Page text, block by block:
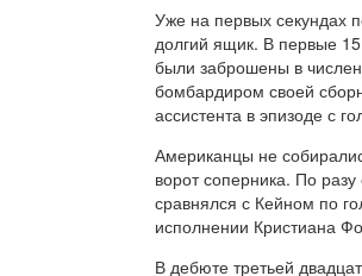
Уже на первых секундах
долгий ящик. В первые
были заброшены в
бомбардиром своей
ассистента в эпизоде с
Американцы не
ворот соперника. По
сравнялся с Кейном по
исполнении Кристиана
В дебюте третьей